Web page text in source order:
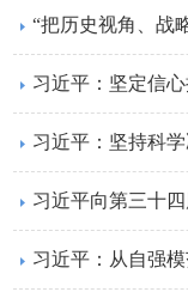
“把历史视角、战
习近平：坚定信
习近平：坚持科
习近平向第三十
习近平：从自强